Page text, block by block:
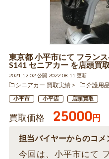
東京都 小平市にて フラン
S141 セニアカー を店頭買
2021.12.02 公開 2022.08.11 更新
シニアカー 買取実績
介護用
小平市 小平店 店頭買取
買取価格 25000円
担当バイヤーからのコメ
今回は、小平市にて